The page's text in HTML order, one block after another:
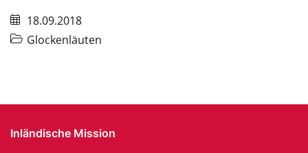
18.09.2018
Glockenläuten
Inländische Mission